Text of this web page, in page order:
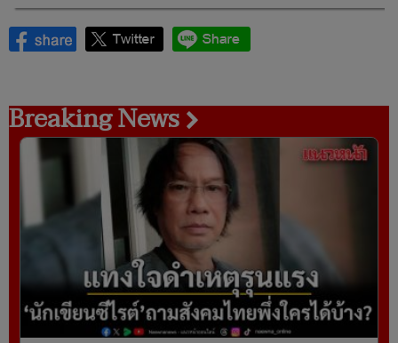
Breaking News